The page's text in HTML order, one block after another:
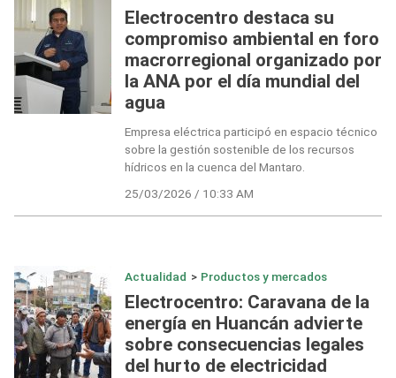
Electrocentro destaca su
compromiso ambiental en foro
macrorregional organizado por
la ANA por el día mundial del
agua
Empresa eléctrica participó en espacio técnico
sobre la gestión sostenible de los recursos
hídricos en la cuenca del Mantaro.
25/03/2026 / 10:33 AM
Actualidad > Productos y mercados
Electrocentro: Caravana de la
energía en Huancán advierte
sobre consecuencias legales
del hurto de electricidad